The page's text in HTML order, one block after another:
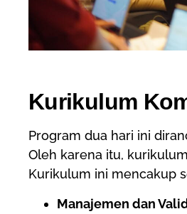
Kurikulum
Program dua hari ini
Oleh karena itu,
Kurikulum ini mencakup
Manajemen dan